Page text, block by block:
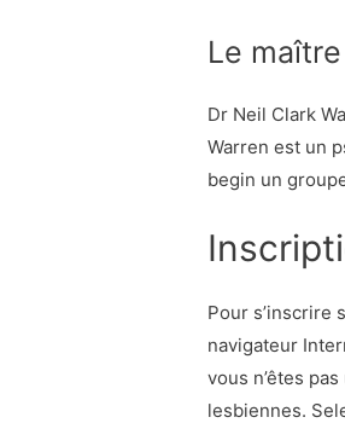
Le
Dr Neil Clark
Warren est un
begin un
Pour s’inscrire
navigateur
vous n’êtes
lesbiennes.